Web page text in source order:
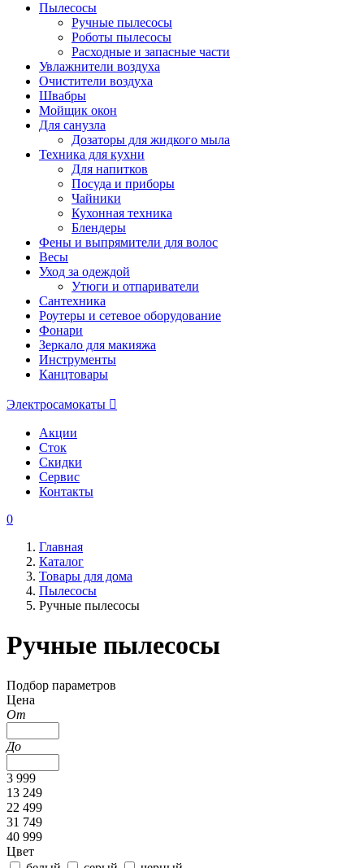
Пылесосы
Ручные пылесосы
Роботы пылесосы
Расходные и запасные части
Увлажнители воздуха
Очистители воздуха
Швабры
Мойщик окон
Для санузла
Дозаторы для жидкого мыла
Техника для кухни
Для напитков
Посуда и приборы
Чайники
Кухонная техника
Блендеры
Фены и выпрямители для волос
Весы
Уход за одеждой
Утюги и отпариватели
Сантехника
Роутеры и сетевое оборудование
Фонари
Зеркало для макияжа
Инструменты
Канцтовары
Электросамокаты
Акции
Сток
Скидки
Сервис
Контакты
0
Главная
Каталог
Товары для дома
Пылесосы
Ручные пылесосы
Ручные пылесосы
Подбор параметров
Цена
От
До
3 999
13 249
22 499
31 749
40 999
Цвет